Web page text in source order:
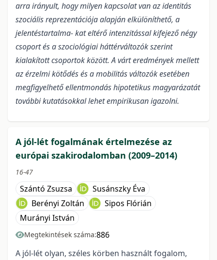
arra irányult, hogy milyen kapcsolat van az identitás
szociális reprezentációja alapján elkülöníthető, a
jelentéstartalma- kat eltérő intenzitással kifejező négy
csoport és a szociológiai háttérváltozók szerint
kialakított csoportok között. A várt eredmények mellett
az érzelmi kötődés és a mobilitás változók esetében
megfigyelhető ellentmondás hipotetikus magyarázatát
további kutatásokkal lehet empirikusan igazolni.
A jól-lét fogalmának értelmezése az
európai szakirodalomban (2009–2014)
16-47
Szántó Zsuzsa
Susánszky Éva
Berényi Zoltán
Sipos Flórián
Murányi István
Megtekintések száma:886
A jól-lét olyan, széles körben használt fogalom,